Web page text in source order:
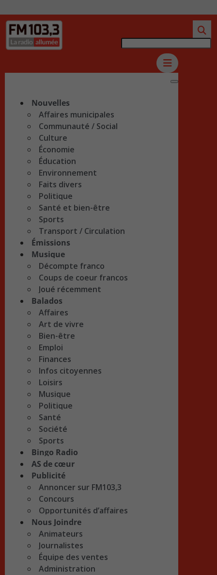
Nouvelles
Affaires municipales
Communauté / Social
Culture
Économie
Éducation
Environnement
Faits divers
Politique
Santé et bien-être
Sports
Transport / Circulation
Émissions
Musique
Décompte franco
Coups de coeur francos
Joué récemment
Balados
Affaires
Art de vivre
Bien-être
Emploi
Finances
Infos citoyennes
Loisirs
Musique
Politique
Santé
Société
Sports
Bingo Radio
AS de cœur
Publicité
Annoncer sur FM103,3
Concours
Opportunités d’affaires
Nous Joindre
Animateurs
Journalistes
Équipe des ventes
Administration